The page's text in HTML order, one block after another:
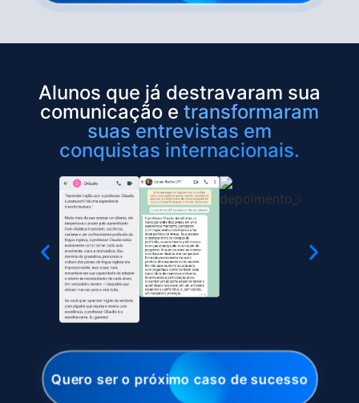
Alunos que já destravaram sua
comunicação e transformaram
suas entrevistas em
conquistas internacionais.
Quero ser o próximo caso de sucesso